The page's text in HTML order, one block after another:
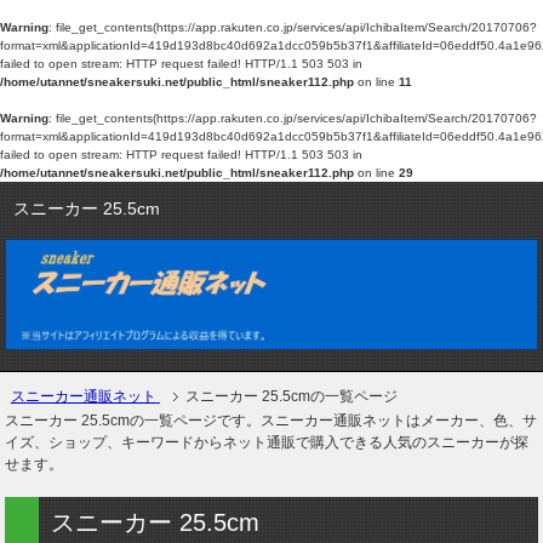
Warning: file_get_contents(https://app.rakuten.co.jp/services/api/IchibaItem/Search/20170706?
failed to open stream: HTTP request failed! HTTP/1.1 503 503 in
/home/utannet/sneakersuki.net/public_html/sneaker112.php on line 11
Warning: file_get_contents(https://app.rakuten.co.jp/services/api/IchibaItem/Search/20170706?
failed to open stream: HTTP request failed! HTTP/1.1 503 503 in
/home/utannet/sneakersuki.net/public_html/sneaker112.php on line 29
スニーカー 25.5cm
スニーカー通販ネット
スニーカー 25.5cmの一覧ページ
スニーカー 25.5cmの一覧ページです。スニーカー通販ネットはメーカー、色、サ
イズ、ショップ、キーワードからネット通販で購入できる人気のスニーカーが探
せます。
スニーカー 25.5cm